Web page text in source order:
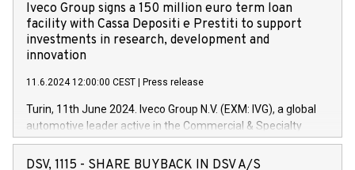
Iveco Group signs a 150 million euro term loan
facility with Cassa Depositi e Prestiti to support
investments in research, development and
innovation
11.6.2024 12:00:00 CEST Press release
Turin, 11th June 2024. Iveco Group N.V. (EXM: IVG), a global
automotive leader active in the Commercial & Specialty
Vehicles, Powertrain and related Financial Services arenas,
has successfully signed a term loan facility of 150 million
DSV, 1115 - SHARE BUYBACK IN DSV A/S